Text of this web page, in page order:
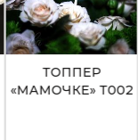
ТОППЕР
«МАМОЧКЕ» Т002